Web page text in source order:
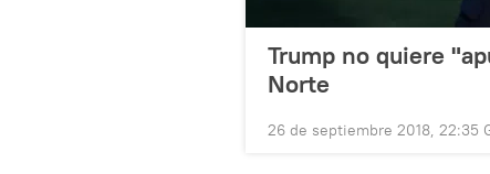
Trump no quiere
Norte
26 de septiembre 2018, 22:35